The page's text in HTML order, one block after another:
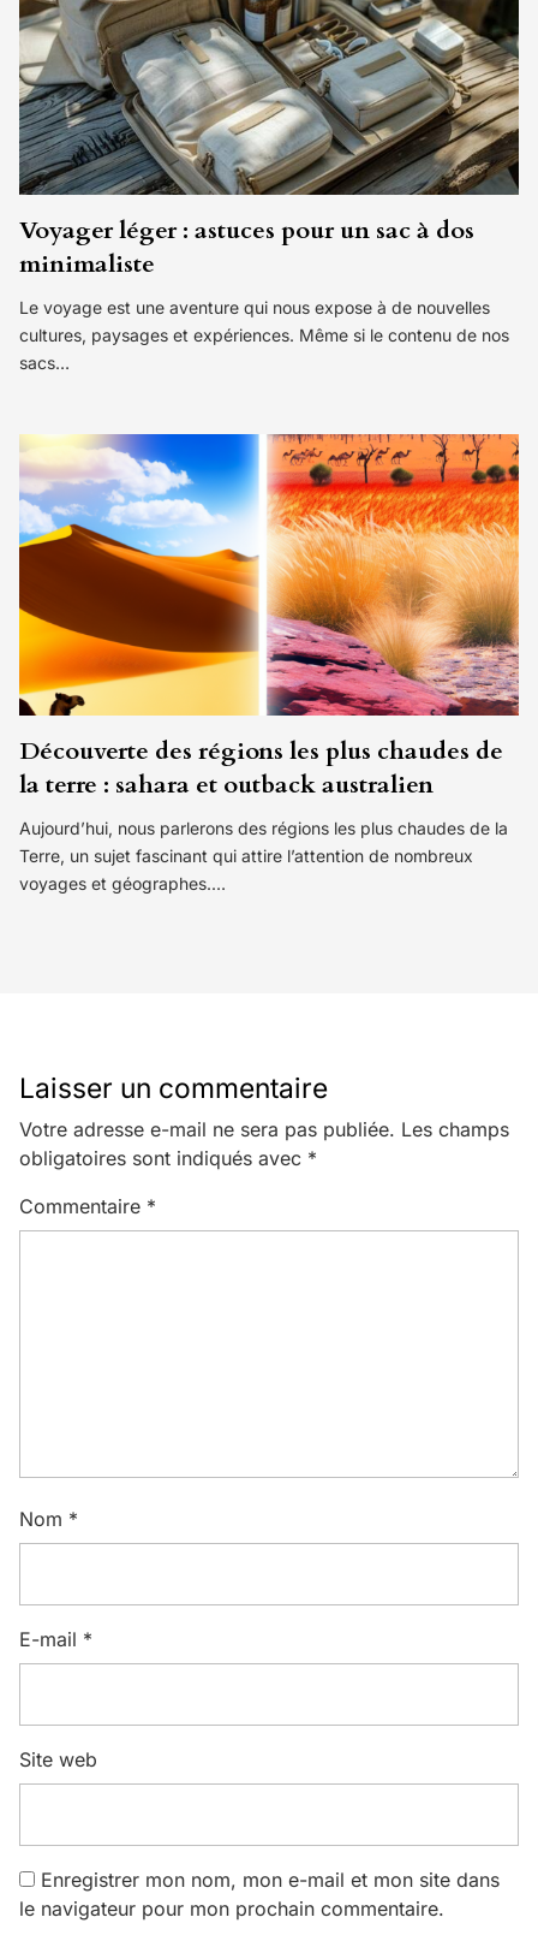
Voyager léger : astuces pour un sac à dos
minimaliste
Le voyage est une aventure qui nous expose à de nouvelles
cultures, paysages et expériences. Même si le contenu de nos
sacs…
Découverte des régions les plus chaudes de
la terre : sahara et outback australien
Aujourd’hui, nous parlerons des régions les plus chaudes de la
Terre, un sujet fascinant qui attire l’attention de nombreux
voyages et géographes.…
Laisser un commentaire
Votre adresse e-mail ne sera pas publiée. Les champs
obligatoires sont indiqués avec *
Commentaire *
Nom *
E-mail *
Site web
Enregistrer mon nom, mon e-mail et mon site dans
le navigateur pour mon prochain commentaire.